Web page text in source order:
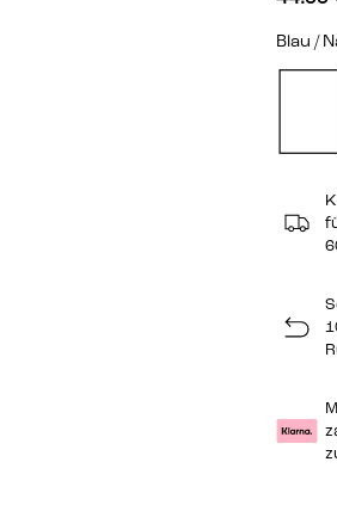
Blau /